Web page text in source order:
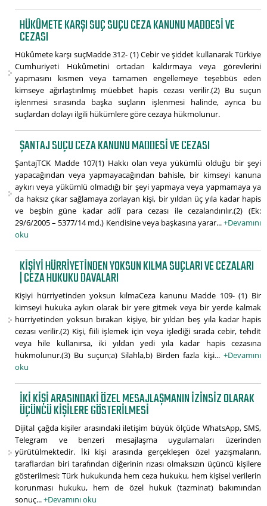
HÜKÛMETE KARŞI SUÇ SUÇU CEZA KANUNU MADDESI VE
CEZASI
Hükûmete karşı suçMadde 312- (1) Cebir ve şiddet kullanarak Türkiye
Cumhuriyeti Hükûmetini ortadan kaldırmaya veya görevlerini
yapmasını kısmen veya tamamen engellemeye teşebbüs eden
kimseye ağırlaştırılmış müebbet hapis cezası verilir.(2) Bu suçun
işlenmesi sırasında başka suçların işlenmesi halinde, ayrıca bu
suçlardan dolayı ilgili hükümlere göre cezaya hükmolunur.
ŞANTAJ SUÇU CEZA KANUNU MADDESI VE CEZASI
ŞantajTCK Madde 107(1) Hakkı olan veya yükümlü olduğu bir şeyi
yapacağından veya yapmayacağından bahisle, bir kimseyi kanuna
aykırı veya yükümlü olmadığı bir şeyi yapmaya veya yapmamaya ya
da haksız çıkar sağlamaya zorlayan kişi, bir yıldan üç yıla kadar hapis
ve beşbin güne kadar adlî para cezası ile cezalandırılır.(2) (Ek:
29/6/2005 – 5377/14 md.) Kendisine veya başkasına yarar...+Devamını
oku
KIŞIYI HÜRRIYETINDEN YOKSUN KILMA SUÇLARI VE CEZALARI
| CEZA HUKUKU DAVALARI
Kişiyi hürriyetinden yoksun kılmaCeza kanunu Madde 109- (1) Bir
kimseyi hukuka aykırı olarak bir yere gitmek veya bir yerde kalmak
hürriyetinden yoksun bırakan kişiye, bir yıldan beş yıla kadar hapis
cezası verilir.(2) Kişi, fiili işlemek için veya işlediği sırada cebir, tehdit
veya hile kullanırsa, iki yıldan yedi yıla kadar hapis cezasına
hükmolunur.(3) Bu suçun;a) Silahla,b) Birden fazla kişi... +Devamını
oku
İKI KIŞI ARASINDAKI ÖZEL MESAJLAŞMANIN İZINSIZ OLARAK
ÜÇÜNCÜ KIŞILERE GÖSTERILMESI
Dijital çağda kişiler arasındaki iletişim büyük ölçüde WhatsApp, SMS,
Telegram ve benzeri mesajlaşma uygulamaları üzerinden
yürütülmektedir. İki kişi arasında gerçekleşen özel yazışmaların,
taraflardan biri tarafından diğerinin rızası olmaksızın üçüncü kişilere
gösterilmesi; Türk hukukunda hem ceza hukuku, hem kişisel verilerin
korunması hukuku, hem de özel hukuk (tazminat) bakımından
sonuç...+Devamını oku